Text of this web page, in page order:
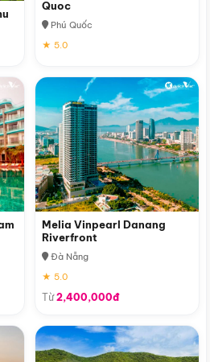
Quoc
Phú Quốc
★ 5.0
Melia Vinpearl Danang
Riverfront
Đà Nẵng
★ 5.0
Từ2,400,000đ